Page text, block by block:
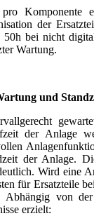
Komponente
der
bei nicht
Wartung.
und
der Anlage
der Anlage.
Wird eine
für Ersatzteile
Abhängig von
erzielt: